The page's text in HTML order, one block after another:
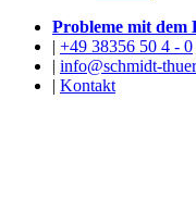
Probleme mit dem
| +49 38356 50 4 - 0
| info@schmidt-
| Kontakt